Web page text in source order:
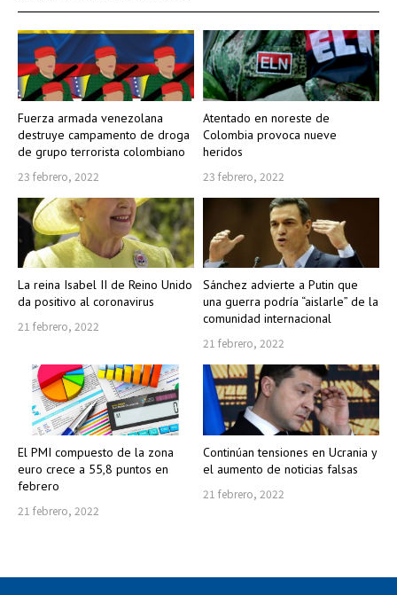
Fuerza armada venezolana
destruye campamento de droga
de grupo terrorista colombiano
23 febrero, 2022
Atentado en noreste de
Colombia provoca nueve
heridos
23 febrero, 2022
La reina Isabel II de Reino Unido
da positivo al coronavirus
21 febrero, 2022
Sánchez advierte a Putin que
una guerra podría “aislarle” de la
comunidad internacional
21 febrero, 2022
El PMI compuesto de la zona
euro crece a 55,8 puntos en
febrero
21 febrero, 2022
Continúan tensiones en Ucrania y
el aumento de noticias falsas
21 febrero, 2022